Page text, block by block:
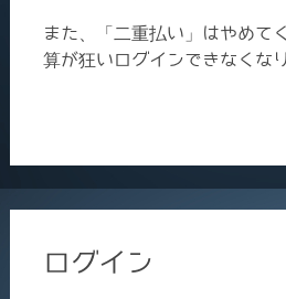
また、「二重払い」はやめて
算が狂いログインできなくな
ログイン